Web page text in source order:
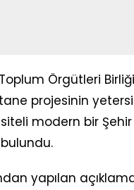
Toplum Örgütleri
projesinin
modern bir
yapılan